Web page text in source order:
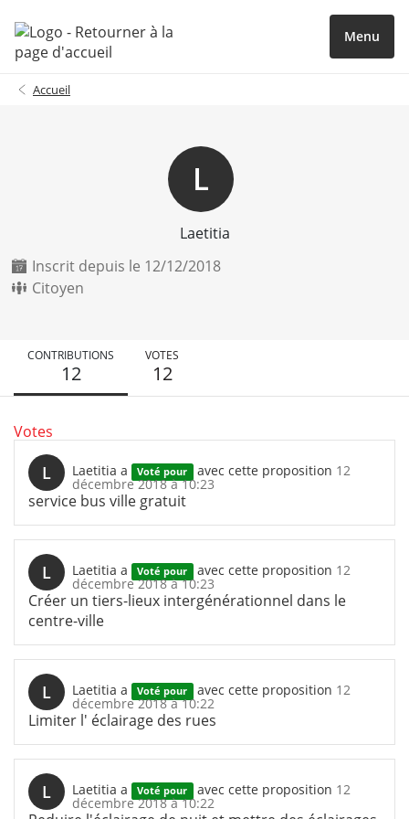
Menu
Accueil
L
Laetitia
Inscrit depuis le 12/12/2018
Citoyen
CONTRIBUTIONS
12
VOTES
12
Votes
L Laetitia a Voté pour avec cette proposition 12
décembre 2018 à 10:23
service bus ville gratuit
L Laetitia a Voté pour avec cette proposition 12
décembre 2018 à 10:23
Créer un tiers-lieux intergénérationnel dans le
centre-ville
L Laetitia a Voté pour avec cette proposition 12
décembre 2018 à 10:22
Limiter l' éclairage des rues
L Laetitia a Voté pour avec cette proposition 12
décembre 2018 à 10:22